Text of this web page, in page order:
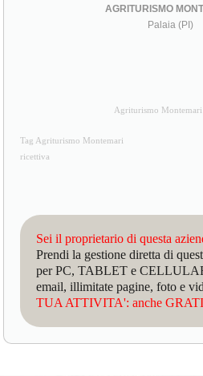
AGRITURISMO
Palaia (PI)
Agriturismo Montemari
Tag Agriturismo Montemari
ricettiva
Sei il proprietario di questa
Prendi la gestione diretta di
per PC, TABLET e
email, illimitate pagine, foto e
TUA ATTIVITA': anche